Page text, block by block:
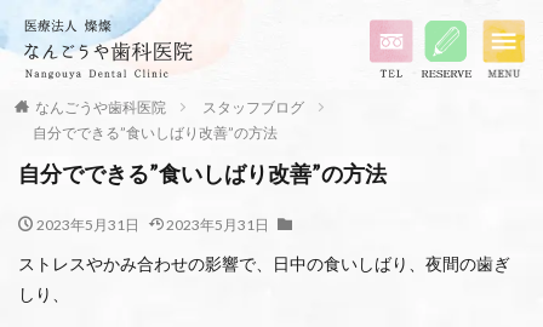
なんごうや歯科医院
スタッフブログ
自分でできる”食いしばり改善”の方法
自分でできる”食いしばり改善”の方法
2023年5月31日 2023年5月31日
ストレスやかみ合わせの影響で、日中の食いしばり、夜間の歯ぎ
しり、